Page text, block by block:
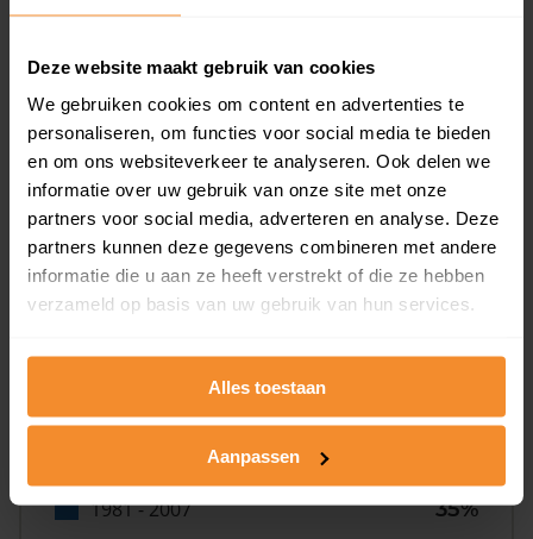
Deze website maakt gebruik van cookies
We gebruiken cookies om content en advertenties te
personaliseren, om functies voor social media te bieden
en om ons websiteverkeer te analyseren. Ook delen we
informatie over uw gebruik van onze site met onze
partners voor social media, adverteren en analyse. Deze
partners kunnen deze gegevens combineren met andere
informatie die u aan ze heeft verstrekt of die ze hebben
verzameld op basis van uw gebruik van hun services.
Alles toestaan
Aanpassen
Bouwjaar
T/m 1945
8%
1981 - 2007
35%